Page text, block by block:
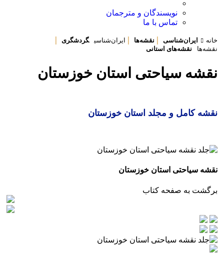
نویسندگان و مترجمان
تماس با ما
خانه ایران‌شناسی | نقشه‌ها | ایران‌شناسی گردشگری |
نقشه‌ها نقشه‌های استانی
نقشه سیاحتی استان خوزستان
نقشه کامل و مجلد استان خوزستان
نقشه سیاحتی استان خوزستان
برگشت به صفحه کتاب